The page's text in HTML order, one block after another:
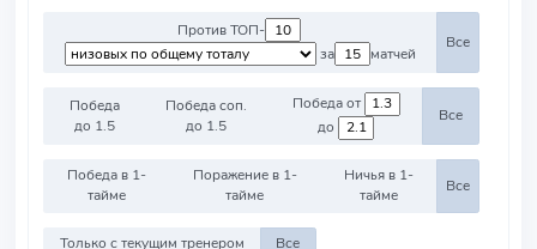
Против ТОП-
за
матчей
Все
Победа
до 1.5
Победа соп.
до 1.5
Победа от
до
Все
Победа в 1-
тайме
Поражение в 1-
тайме
Ничья в 1-
тайме
Все
Только с текущим тренером Все